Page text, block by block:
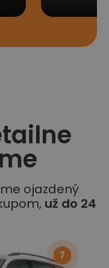
ojazdený
už do 24
7